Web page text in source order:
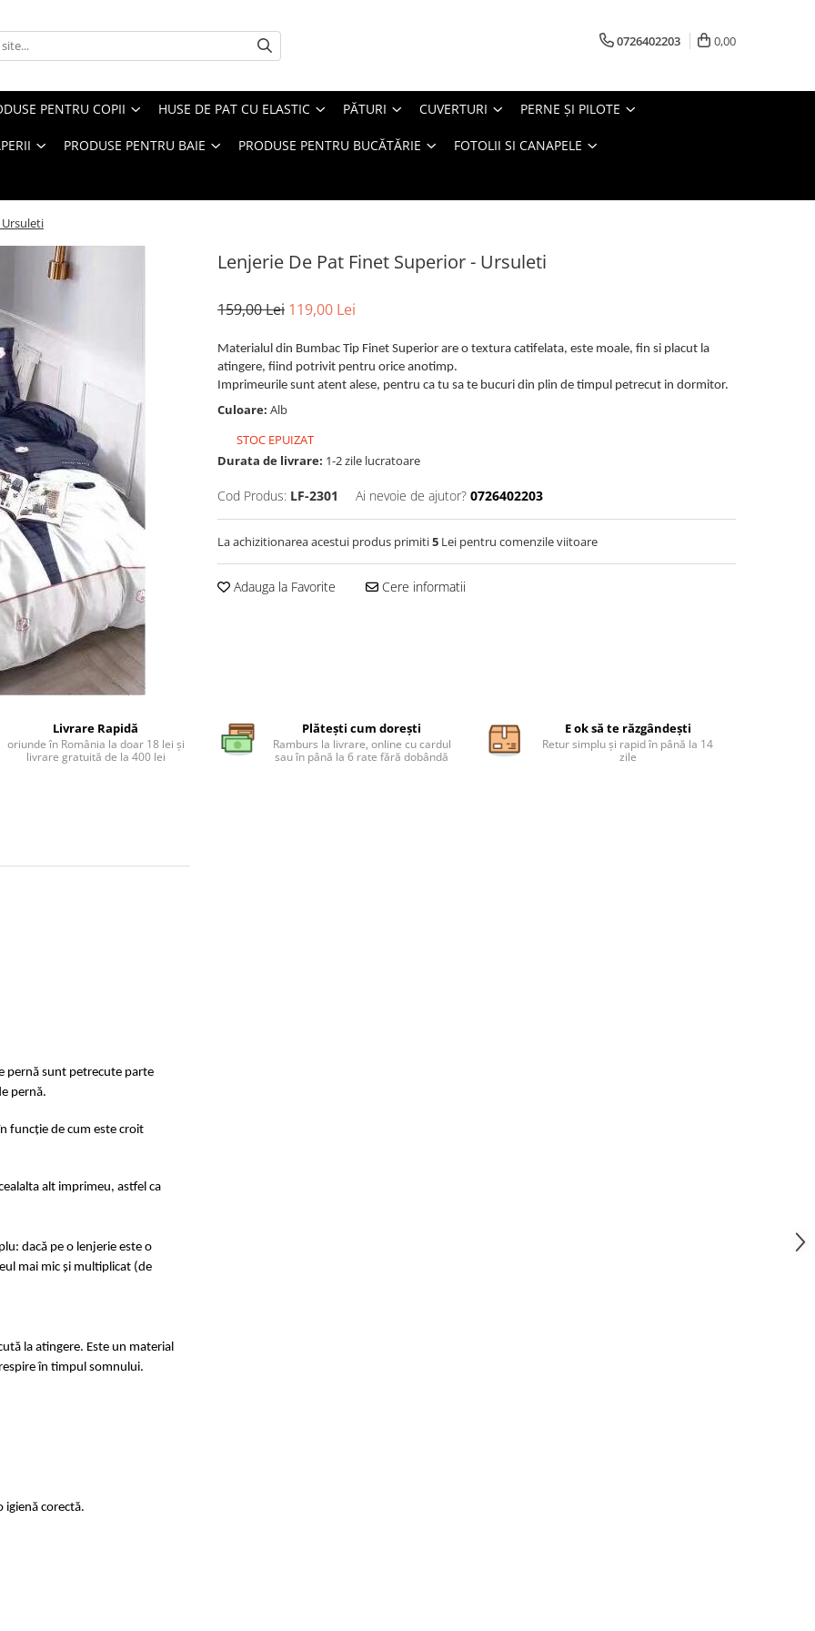
0726402203 0,00
PENTRU COPII HUSE DE PAT CU ELASTIC PĂTURI CUVERTURI PERNE ŞI PILOTE
PRODUSE PENTRU BAIE PRODUSE PENTRU BUCĂTĂRIE FOTOLII SI CANAPELE
Ursuleti
Lenjerie De Pat Finet Superior - Ursuleti
159,00 Lei 119,00 Lei
Materialul din Bumbac Tip Finet Superior are o textura catifelata, este moale, fin si placut la
atingere, fiind potrivit pentru orice anotimp.
Imprimeurile sunt atent alese, pentru ca tu sa te bucuri din plin de timpul petrecut in dormitor.
Culoare: Alb
STOC EPUIZAT
Durata de livrare: 1-2 zile lucratoare
Cod Produs: LF-2301 Ai nevoie de ajutor? 0726402203
La achizitionarea acestui produs primiti5 Lei pentru comenzile viitoare
Adauga la Favorite Cere informatii
Livrare Rapidă
oriunde în România la doar 18 lei și
livrare gratuită de la 400 lei
Plătești cum dorești
Ramburs la livrare, online cu cardul
sau în până la 6 rate fără dobândă
E ok să te răzgândești
Retur simplu și rapid în până la 14
zile
pernă sunt petrecute parte
pernă.
funcție de cum este croit
alt imprimeu, astfel ca
dacă pe o lenjerie este o
mai mic și multiplicat (de
la atingere. Este un material
în timpul somnului.
igienă corectă.